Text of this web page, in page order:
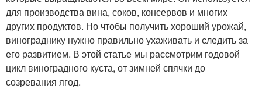
виноградной лозе
для производства вина, соков, консервов и многих
других продуктов. Но чтобы получить хороший урожай,
винограднику нужно правильно ухаживать и следить за
его развитием. В этой статье мы рассмотрим годовой
цикл виноградного куста, от зимней спячки до
созревания ягод.